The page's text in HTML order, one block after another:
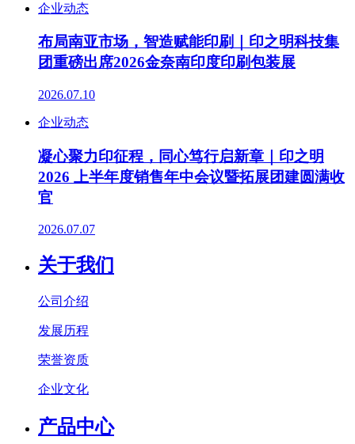
企业动态
布局南亚市场，智造赋能印刷｜印之明科技集
团重磅出席2026金奈南印度印刷包装展
2026.07.10
企业动态
凝心聚力印征程，同心笃行启新章｜印之明
2026 上半年度销售年中会议暨拓展团建圆满收
官
2026.07.07
关于我们
公司介绍
发展历程
荣誉资质
企业文化
产品中心